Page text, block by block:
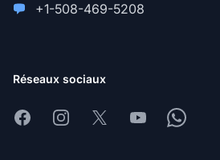
+1-508-469-5208
Réseaux sociaux
FacebookInstagram
X YoutubeWhatsapp